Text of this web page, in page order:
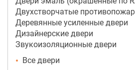
Двухстворчатые
Деревянные усиленные двери
Дизайнерские двери
Звукоизоляционные двери
Все двери